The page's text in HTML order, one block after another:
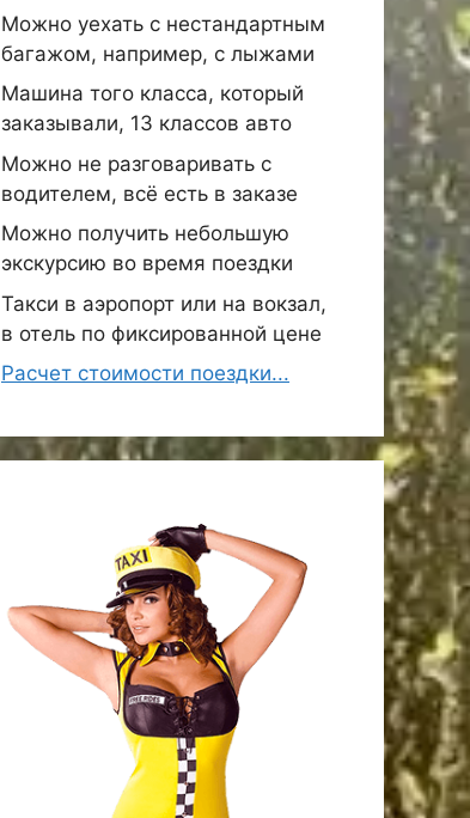
Можно уехать с нестандартным
багажом, например, с лыжами
Машина того класса, который
заказывали, 13 классов авто
Можно не разговаривать с
водителем, всё есть в заказе
Можно получить небольшую
экскурсию во время поездки
Такси в аэропорт или на вокзал,
в отель по фиксированной цене
Расчет стоимости поездки...